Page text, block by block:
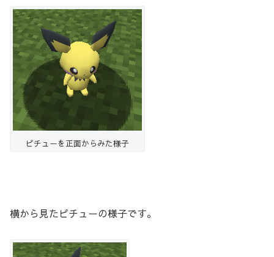
ピチューを正面からみた様子
横から見たピチューの様子です。